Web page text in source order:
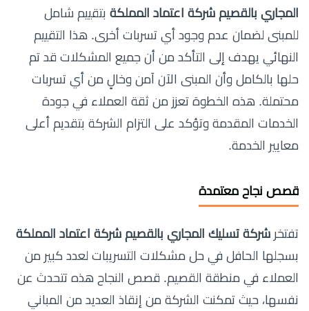
المجاري بالقصيم شركة اعتماد المملكة بتقييم شامل
للمبنى لضمان عدم وجود أي تسربات أخرى. هذا التقييم
النهائي يهدف إلى التأكد من أن جميع المشكلات قد تم
حلها بالكامل وأن المبنى الآن آمن وخالٍ من أي تسربات
محتملة. هذه الخطوة تعزز من ثقة العملاء في جودة
الخدمات المقدمة وتؤكد على التزام الشركة بتقديم أعلى
معايير الخدمة.
قصص نجاح معتمدة
تفتخر شركة تسليك المجاري بالقصيم شركة اعتماد المملكة
بسجلها الحافل في حل مشكلات التسريبات لعدد كبير من
العملاء في منطقة القصيم. قصص النجاح هذه تتحدث عن
نفسها، حيث تمكنت الشركة من إنقاذ العديد من المباني